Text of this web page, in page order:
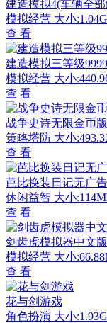
建造模拟4(车辆全
模拟经营 大小
查 看
建造模拟三等级
模拟经营 大小
查 看
战争史诗无限金币版
策略塔防 大小
查 看
芭比换装日记无广
休闲益智 大小
查 看
剑齿虎模拟器中文版
模拟经营 大小
查 看
花与剑游戏
角色扮演 大小